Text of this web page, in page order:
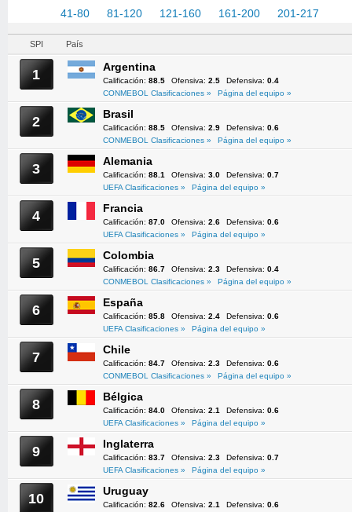
41-80 81-120 121-160 161-200 201-217
SPI País
1 Argentina
Calificación: 88.5 Ofensiva: 2.5 Defensiva: 0.4
CONMEBOL Clasificaciones »
Página del equipo »
2 Brasil
Calificación: 88.5 Ofensiva: 2.9 Defensiva: 0.6
CONMEBOL Clasificaciones »
Página del equipo »
3 Alemania
Calificación: 88.1 Ofensiva: 3.0 Defensiva: 0.7
UEFA Clasificaciones »
Página del equipo »
4 Francia
Calificación: 87.0 Ofensiva: 2.6 Defensiva: 0.6
UEFA Clasificaciones »
Página del equipo »
5 Colombia
Calificación: 86.7 Ofensiva: 2.3 Defensiva: 0.4
CONMEBOL Clasificaciones »
Página del equipo »
6 España
Calificación: 85.8 Ofensiva: 2.4 Defensiva: 0.6
UEFA Clasificaciones »
Página del equipo »
7 Chile
Calificación: 84.7 Ofensiva: 2.3 Defensiva: 0.6
CONMEBOL Clasificaciones »
Página del equipo »
8 Bélgica
Calificación: 84.0 Ofensiva: 2.1 Defensiva: 0.6
UEFA Clasificaciones »
Página del equipo »
9 Inglaterra
Calificación: 83.7 Ofensiva: 2.3 Defensiva: 0.7
UEFA Clasificaciones »
Página del equipo »
10 Uruguay
Calificación: 82.6 Ofensiva: 2.1 Defensiva: 0.6